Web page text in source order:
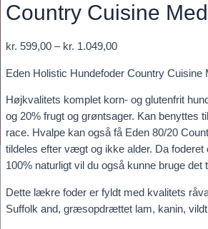
Country Cuisine
kr. 599,00 – kr. 1.049,00Prisinterval:
til
kr. 1.049,00
Eden Holistic Hundefoder Country Cuisine
Højkvalitets komplet korn- og glutenfrit
og 20% frugt og grøntsager. Kan benyttes
race. Hvalpe kan også få Eden 80/20
tildeles efter vægt og ikke alder. Da foderet
100% naturligt vil du også kunne bruge det
Dette lækre foder er fyldt med kvalitets
Suffolk and, græsopdrættet lam, kanin,